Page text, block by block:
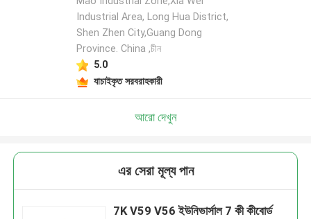
Industrial Area, Long Hua District,
Shen Zhen City,Guang Dong
Province. China ,চীন
5.0
যাচাইকৃত সরবরাহকারী
আরো দেখুন
এর সেরা মূল্য পান
7K V59 V56 ইউনিভার্সাল 7 কী কীবোর্ড